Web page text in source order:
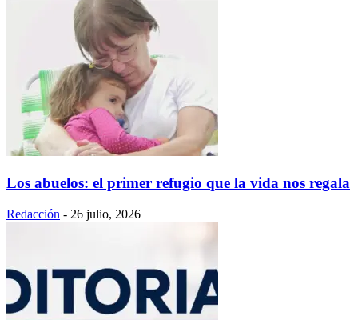
Los abuelos: el primer refugio que la vida nos regala
Redacción - 26 julio, 2026